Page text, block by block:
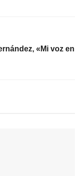
«Mi voz en